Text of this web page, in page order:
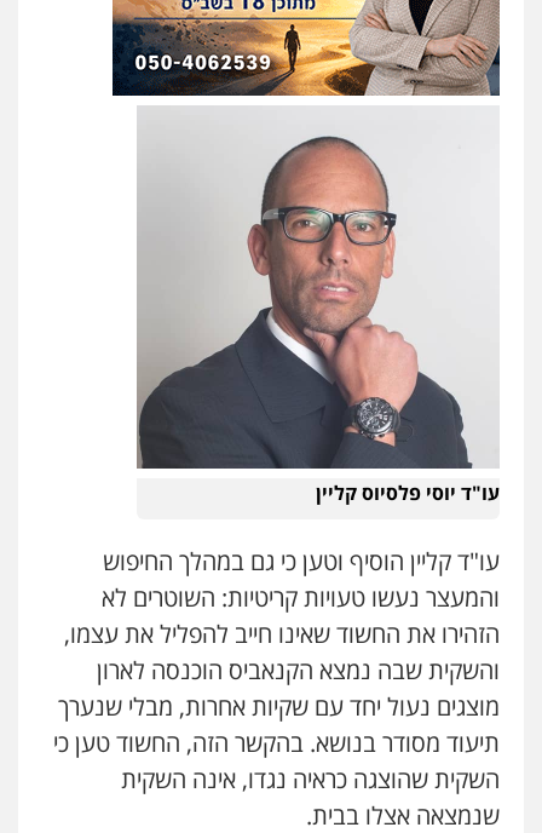
עו"ד יוסי פלסיוס קליין
עו"ד קליין הוסיף וטען כי גם במהלך החיפוש
והמעצר נעשו טעויות קריטיות: השוטרים לא
הזהירו את החשוד שאינו חייב להפליל את עצמו,
והשקית שבה נמצא הקנאביס הוכנסה לארון
מוצגים נעול יחד עם שקיות אחרות, מבלי שנערך
תיעוד מסודר בנושא. בהקשר הזה, החשוד טען כי
השקית שהוצגה כראיה נגדו, אינה השקית
שנמצאה אצלו בבית.